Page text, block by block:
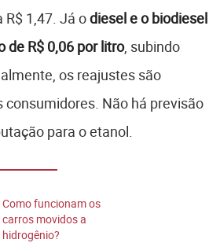
R$ 1,47. Já odiesel e o biodiesel
de R$ 0,06 por litro, subindo
os reajustes são
consumidores. Não há previsão
para o etanol.
Como funcionam os
carros movidos a
hidrogênio?